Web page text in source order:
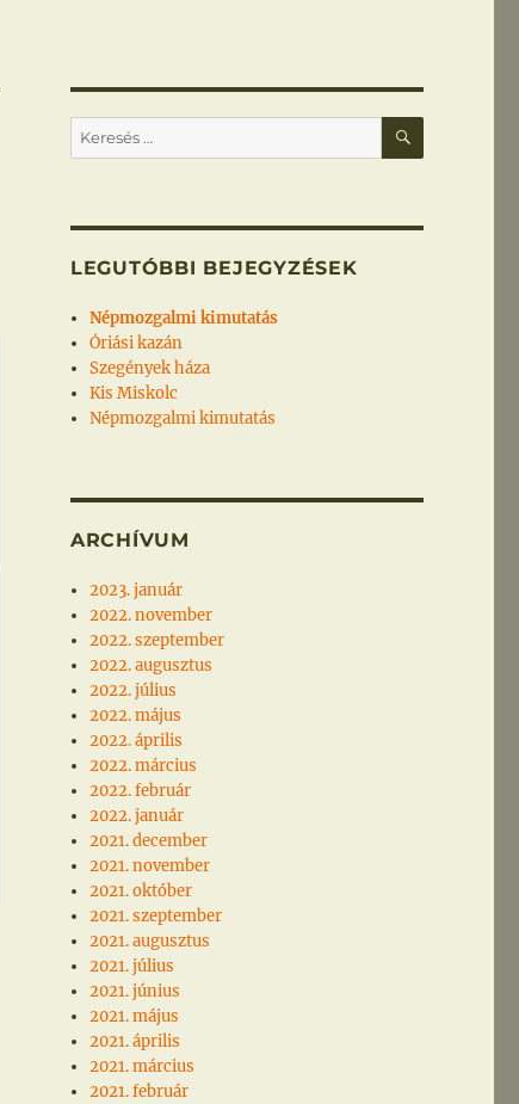
Keresés
a
KERESÉS
LEGUTÓBBI BEJEGYZÉSEK
Népmozgalmi kimutatás
Óriási kazán
Szegények háza
Kis Miskolc
Népmozgalmi kimutatás
ARCHÍVUM
2023. január
2022. november
2022. szeptember
2022. augusztus
2022. július
2022. május
2022. április
2022. március
2022. február
2022. január
2021. december
2021. november
2021. október
2021. szeptember
2021. augusztus
2021. július
2021. június
2021. május
2021. április
2021. március
2021. február